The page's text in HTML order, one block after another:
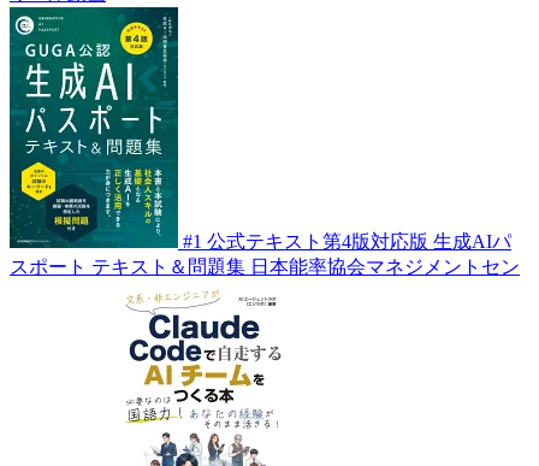
#1 公式テキスト第4版対応版 生成AIパ
スポート テキスト＆問題集 日本能率協会マネジメントセン